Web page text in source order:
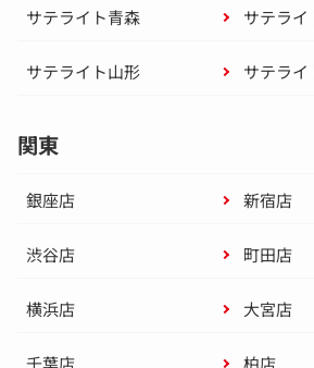
サテライト青森 サテライ
サテライト山形 サテライ
関東
銀座店 新宿店
渋谷店 町田店
横浜店 大宮店
千葉店 柏店